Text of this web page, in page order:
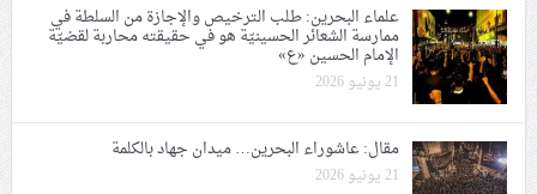
علماء البحرين: طلب الترخيص والإجازة من السلطة في
ممارسة الشعائر الحسينيّة هو في حقيقته محاربة لقضيّة
الإمام الحسين «ع»
21 يونيو 2026
مقال: عاشوراء البحرين… ميدان جهاد بالكلمة
21 يونيو 2026